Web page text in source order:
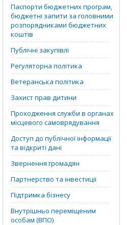
Паспорти бюджетних програм,
бюджетні запити за головними
розпорядниками бюджетних
коштів
Публічні закупівлі
Регуляторна політика
Ветеранська політика
Захист прав дитини
Проходження служби в органах
місцевого самоврядування
Доступ до публічної інформації
та відкриті дані
Звернення громадян
Партнерство та інвестиції
Підтримка бізнесу
Внутрішньо переміщеним
особам (ВПО)